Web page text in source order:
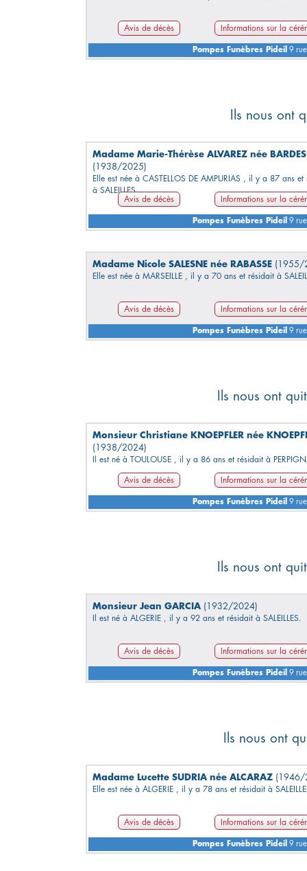
Avis de décès Informations sur la
Pompes Funèbres Pideil 9
Ils nous ont
Madame Marie-Thérèse ALVAREZ née BARDES
(1938/2025)
Elle est née à CASTELLOS DE AMPURIAS , il y a 87 ans et
à SALEILLES.
Avis de décès
Informations sur la
Pompes Funèbres Pideil 9
Madame Nicole SALESNE née RABASSE (1955/
Elle est née à MARSEILLE , il y a 70 ans et résidait à
Avis de décès Informations sur la
Pompes Funèbres Pideil 9
Ils nous ont
Monsieur Christiane KNOEPFLER née
(1938/2024)
Il est né à TOULOUSE , il y a 86 ans et résidait à
Avis de décès Informations sur la
Pompes Funèbres Pideil 9
Ils nous ont
Monsieur Jean GARCIA (1932/2024)
Il est né à ALGERIE , il y a 92 ans et résidait à SALEILLES.
Avis de décès Informations sur la
Pompes Funèbres Pideil 9
Ils nous ont
Madame Lucette SUDRIA née ALCARAZ (1946/
Elle est née à ALGERIE , il y a 78 ans et résidait à
Avis de décès Informations sur la
Pompes Funèbres Pideil 9